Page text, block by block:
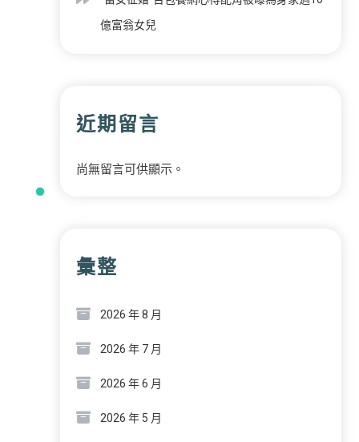
億富翁女兒
近期留言
尚無留言可供顯示。
彙整
2026 年 8 月
2026 年 7 月
2026 年 6 月
2026 年 5 月